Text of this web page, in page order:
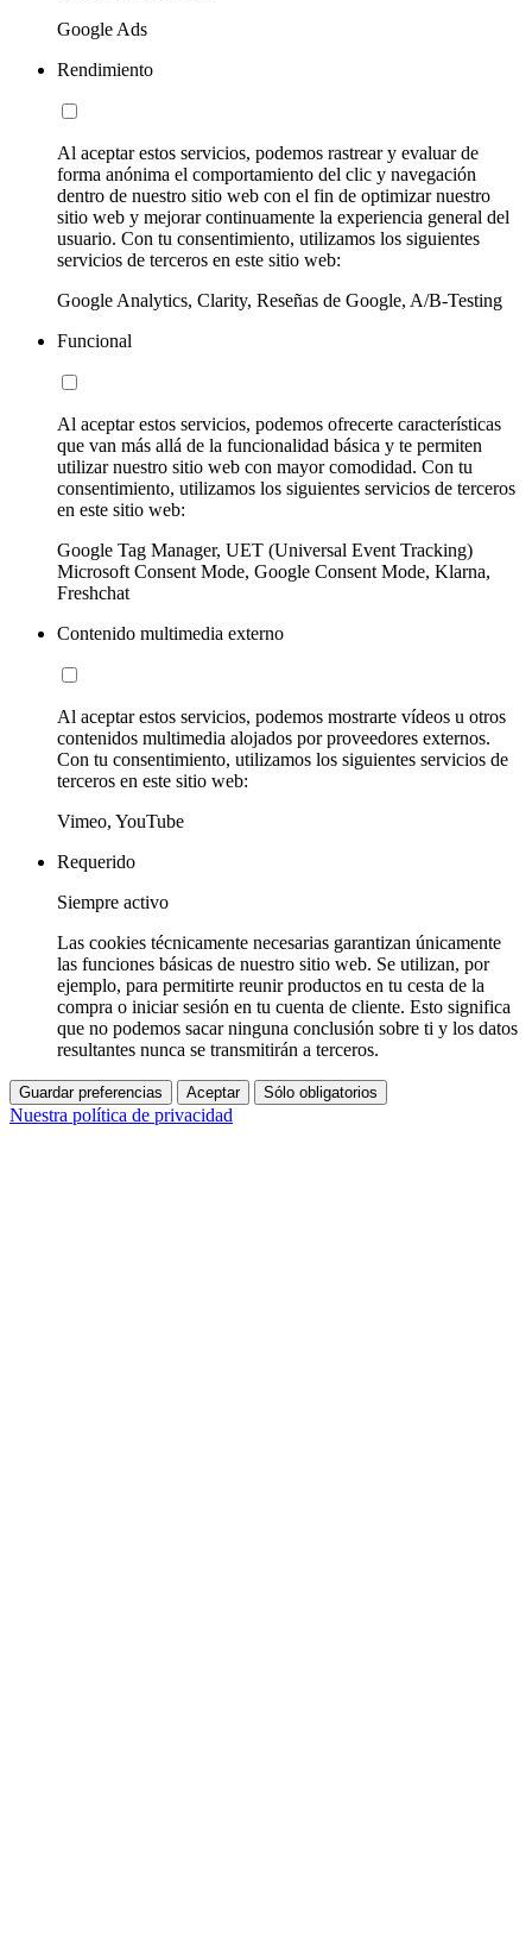
Google Ads
Rendimiento
Al aceptar estos servicios, podemos rastrear y evaluar de
forma anónima el comportamiento del clic y navegación
dentro de nuestro sitio web con el fin de optimizar nuestro
sitio web y mejorar continuamente la experiencia general del
usuario. Con tu consentimiento, utilizamos los siguientes
servicios de terceros en este sitio web:
Google Analytics, Clarity, Reseñas de Google, A/B-Testing
Funcional
Al aceptar estos servicios, podemos ofrecerte características
que van más allá de la funcionalidad básica y te permiten
utilizar nuestro sitio web con mayor comodidad. Con tu
consentimiento, utilizamos los siguientes servicios de terceros
en este sitio web:
Google Tag Manager, UET (Universal Event Tracking)
Microsoft Consent Mode, Google Consent Mode, Klarna,
Freshchat
Contenido multimedia externo
Al aceptar estos servicios, podemos mostrarte vídeos u otros
contenidos multimedia alojados por proveedores externos.
Con tu consentimiento, utilizamos los siguientes servicios de
terceros en este sitio web:
Vimeo, YouTube
Requerido
Siempre activo
Las cookies técnicamente necesarias garantizan únicamente
las funciones básicas de nuestro sitio web. Se utilizan, por
ejemplo, para permitirte reunir productos en tu cesta de la
compra o iniciar sesión en tu cuenta de cliente. Esto significa
que no podemos sacar ninguna conclusión sobre ti y los datos
resultantes nunca se transmitirán a terceros.
Guardar preferencias Aceptar Sólo obligatorios
Nuestra política de privacidad